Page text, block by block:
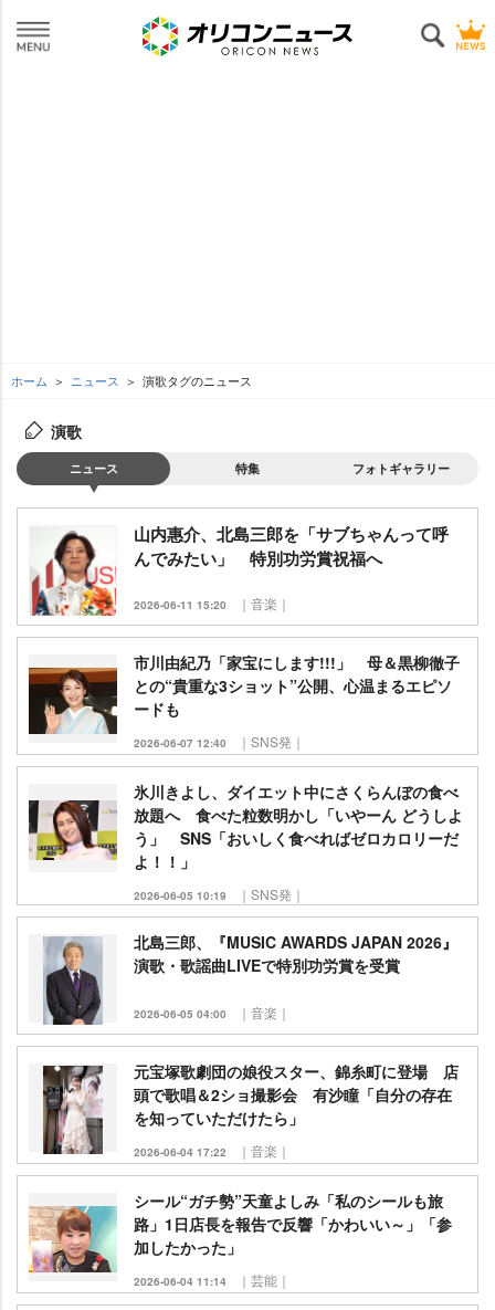
ホーム ニュース 演歌タグのニュース
演歌
ニュース 特集 フォトギャラリー
山内惠介、北島三郎を「サブちゃんって呼
んでみたい」 特別功労賞祝福へ
2026-06-11 15:20 ｜音楽｜
市川由紀乃「家宝にします!!!」 母＆黒柳徹子
との“貴重な3ショット”公開、心温まるエピソ
ードも
2026-06-07 12:40 ｜SNS発｜
氷川きよし、ダイエット中にさくらんぼの食べ
放題へ 食べた粒数明かし「いやーん どうしよ
う」 SNS「おいしく食べればゼロカロリーだ
よ！！」
2026-06-05 10:19 ｜SNS発｜
北島三郎、『MUSIC AWARDS JAPAN 2026』
演歌・歌謡曲LIVEで特別功労賞を受賞
2026-06-05 04:00 ｜音楽｜
元宝塚歌劇団の娘役スター、錦糸町に登場 店
頭で歌唱＆2ショ撮影会 有沙瞳「自分の存在
を知っていただけたら」
2026-06-04 17:22 ｜音楽｜
シール“ガチ勢”天童よしみ「私のシールも旅
路」1日店長を報告で反響「かわいい～」「参
加したかった」
2026-06-04 11:14 ｜芸能｜